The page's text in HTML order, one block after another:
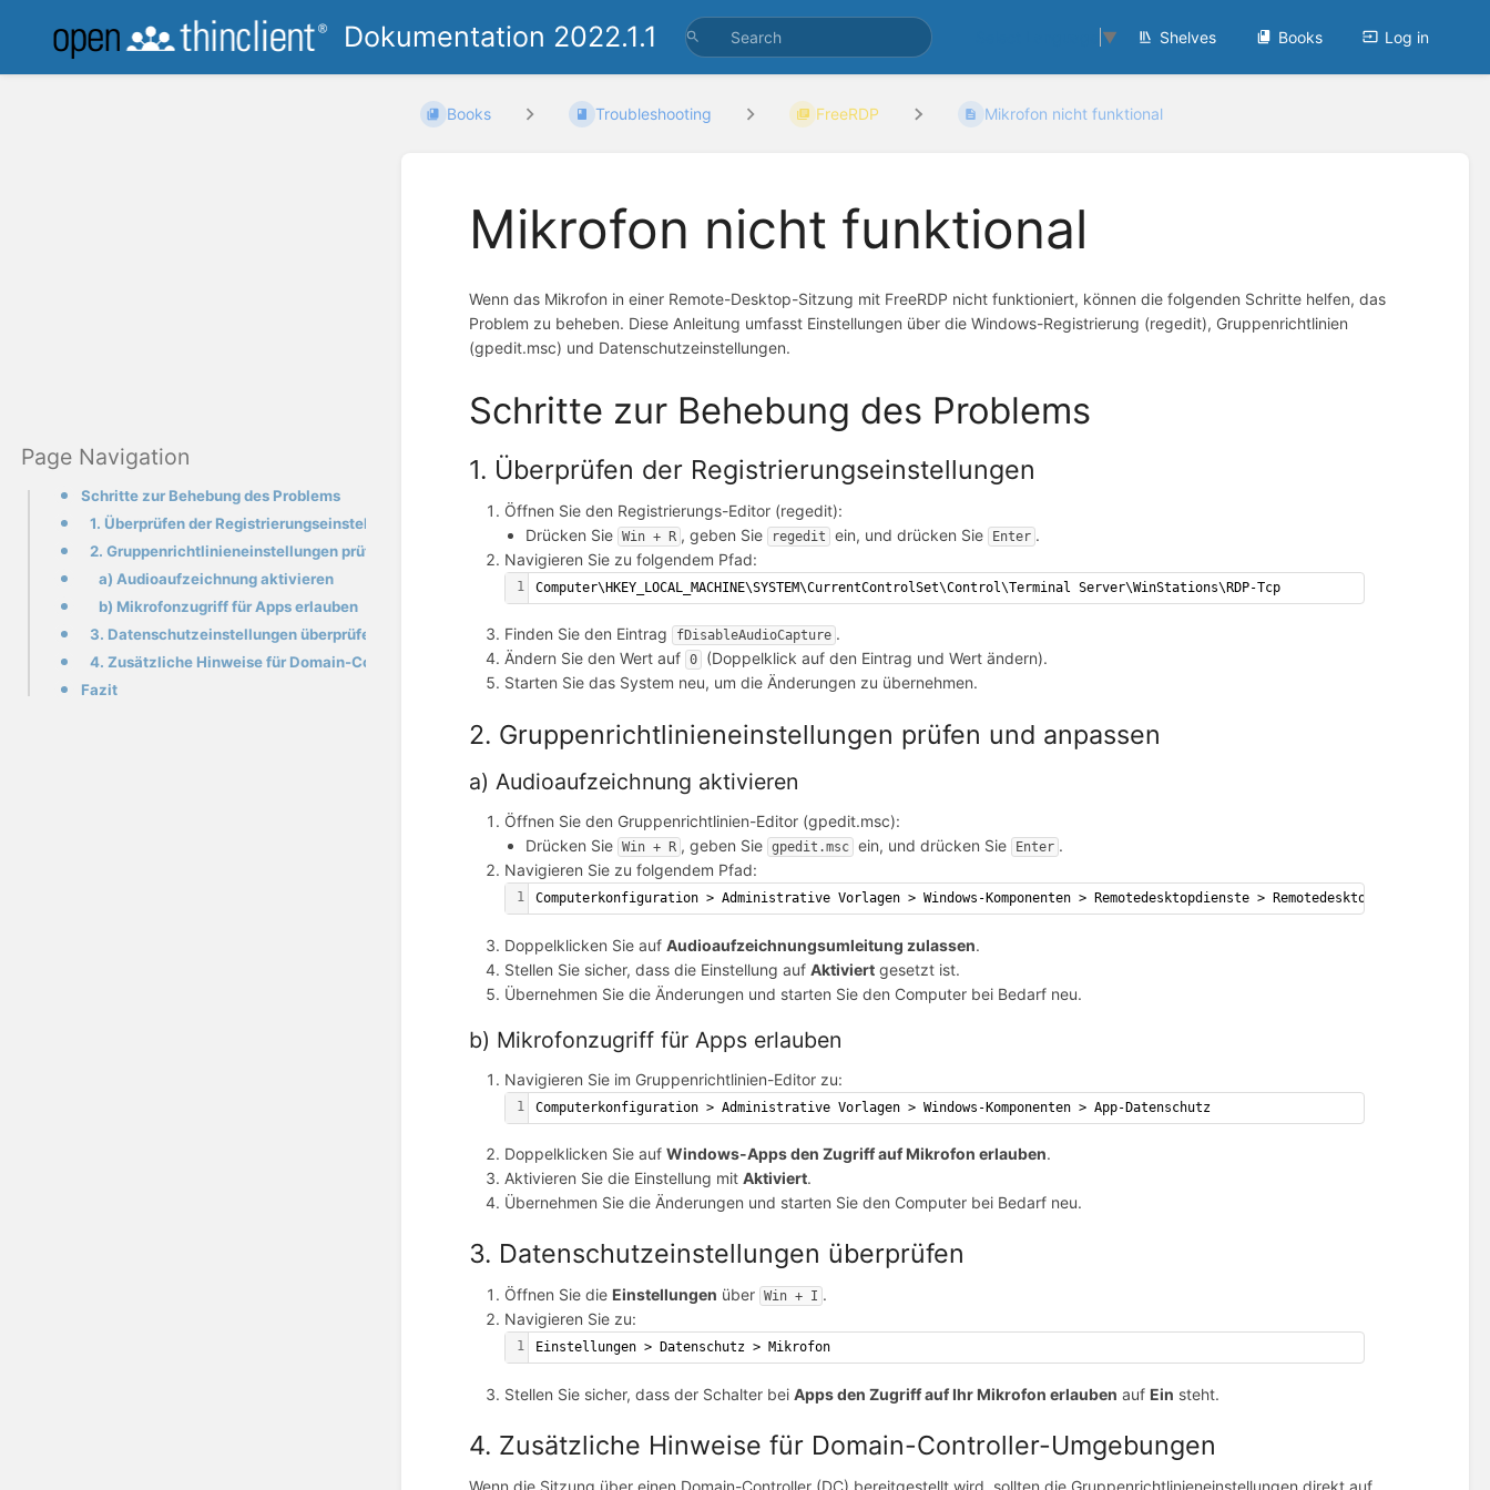
Dokumentation 2022.1.1 ▼ Shelves Books Log in
Schritte zur Behebung des Problems
1. Überprüfen der Registrierungseinstellungen
2. Gruppenrichtlinieneinstellungen prüfen und anpassen
a) Audioaufzeichnung aktivieren
b) Mikrofonzugriff für Apps erlauben
3. Datenschutzeinstellungen überprüfen
4. Zusätzliche Hinweise für Domain-Controller-Umgebungen
Fazit
Books Troubleshooting FreeRDP Mikrofon nicht funktional
Mikrofon nicht funktional
Wenn das Mikrofon in einer Remote-Desktop-Sitzung mit FreeRDP nicht funktioniert, können die folgenden Schritte helfen, das
Problem zu beheben. Diese Anleitung umfasst Einstellungen über die Windows-Registrierung (regedit), Gruppenrichtlinien
(gpedit.msc) und Datenschutzeinstellungen.
Schritte zur Behebung des Problems
1. Überprüfen der Registrierungseinstellungen
Öffnen Sie den Registrierungs-Editor (regedit):
Drücken Sie
Win + R , geben Sie regedit ein, und drücken Sie Enter .
Navigieren Sie zu folgendem Pfad:
1 Computer\HKEY_LOCAL_MACHINE\SYSTEM\CurrentControlSet\Control\Terminal Server\WinStations\RDP-Tcp
Finden Sie den Eintrag fDisableAudioCapture .
Ändern Sie den Wert auf 0
(Doppelklick auf den Eintrag und Wert ändern).
Starten Sie das System neu, um die Änderungen zu übernehmen.
2. Gruppenrichtlinieneinstellungen prüfen und anpassen
a) Audioaufzeichnung aktivieren
Öffnen Sie den Gruppenrichtlinien-Editor (gpedit.msc):
Drücken Sie
Win + R , geben Sie gpedit.msc ein, und drücken Sie Enter .
Navigieren Sie zu folgendem Pfad:
1 Computerkonfiguration > Administrative Vorlagen > Windows-Komponenten > Remotedesktopdienste > Remotedesktop-Sitzungshost
Doppelklicken Sie aufAudioaufzeichnungsumleitung zulassen.
Stellen Sie sicher, dass die Einstellung aufAktiviert gesetzt ist.
Übernehmen Sie die Änderungen und starten Sie den Computer bei Bedarf neu.
b) Mikrofonzugriff für Apps erlauben
Navigieren Sie im Gruppenrichtlinien-Editor zu:
1 Computerkonfiguration > Administrative Vorlagen > Windows-Komponenten > App-Datenschutz
Doppelklicken Sie aufWindows-Apps den Zugriff auf Mikrofon erlauben.
Aktivieren Sie die Einstellung mitAktiviert.
Übernehmen Sie die Änderungen und starten Sie den Computer bei Bedarf neu.
3. Datenschutzeinstellungen überprüfen
Öffnen Sie die Einstellungen über Win + I .
Navigieren Sie zu:
1 Einstellungen > Datenschutz > Mikrofon
Stellen Sie sicher, dass der Schalter beiApps den Zugriff auf Ihr Mikrofon erlauben auf Ein steht.
4. Zusätzliche Hinweise für Domain-Controller-Umgebungen